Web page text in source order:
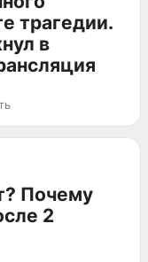
трагедии.
в
Почему
2